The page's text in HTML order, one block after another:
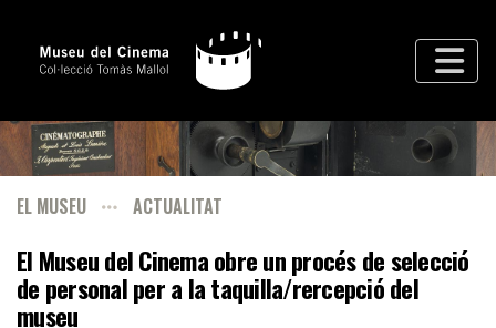
EL MUSEU ACTUALITAT
El Museu del Cinema obre un procés de selecció
de personal per a la taquilla/rercepció del
museu